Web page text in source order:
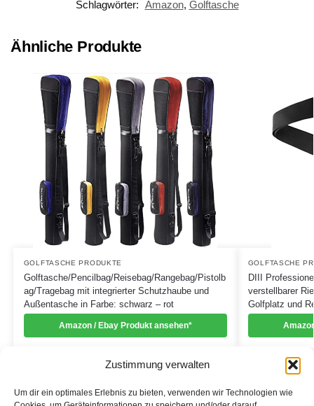
Zustimmung verwalten
Um dir ein optimales Erlebnis zu bieten, verwenden wir Technologien wie
Schlagwörter: Amazon, Golftasche
Ähnliche Produkte
GOLFTASCHE PRODUKTE
Golftasche/Pencilbag/Reisebag/Rangebag/Pistolb
ag/Tragebag mit integrierter Schutzhaube und
Außentasche in Farbe: schwarz – rot
Amazon / Ebay Produkt ansehen*
GOLFTASCHE
DIII
verstellbarer
Golfplatz und